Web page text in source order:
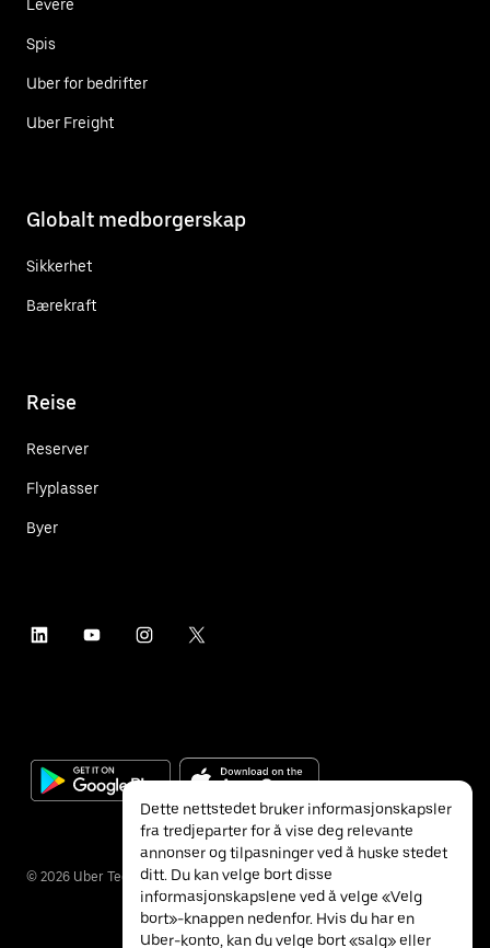
Levere
Spis
Uber for bedrifter
Uber Freight
Globalt medborgerskap
Sikkerhet
Bærekraft
Reise
Reserver
Flyplasser
Byer
© 2026 Uber Technologies Inc.
Dette nettstedet bruker informasjonskapsler
fra tredjeparter for å vise deg relevante
annonser og tilpasninger ved å huske stedet
ditt. Du kan velge bort disse
informasjonskapslene ved å velge «Velg
bort»-knappen nedenfor. Hvis du har en
Uber-konto, kan du velge bort «salg» eller